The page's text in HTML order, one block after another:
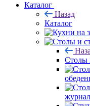
Каталог
Назад
Каталог
Столы